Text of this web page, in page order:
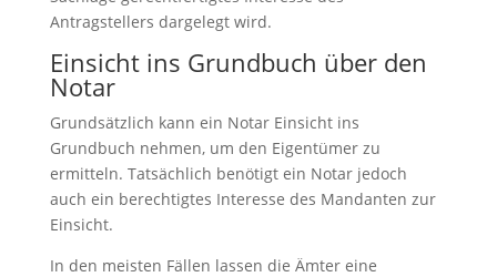
Antragstellers dargelegt wird.
Einsicht ins Grundbuch über den
Notar
Grundsätzlich kann ein Notar Einsicht ins
Grundbuch nehmen, um den Eigentümer zu
ermitteln. Tatsächlich benötigt ein Notar jedoch
auch ein berechtigtes Interesse des Mandanten zur
Einsicht.
In den meisten Fällen lassen die Ämter eine